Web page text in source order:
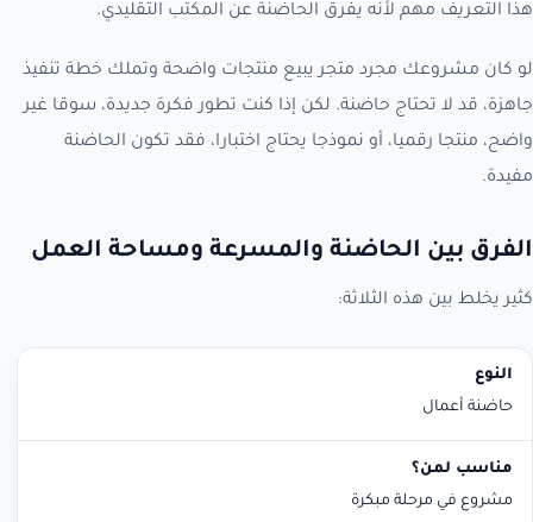
هذا التعريف مهم لأنه يفرق الحاضنة عن المكتب التقليدي.
لو كان مشروعك مجرد متجر يبيع منتجات واضحة وتملك خطة تنفيذ
جاهزة، قد لا تحتاج حاضنة. لكن إذا كنت تطور فكرة جديدة، سوقا غير
واضح، منتجا رقميا، أو نموذجا يحتاج اختبارا، فقد تكون الحاضنة
مفيدة.
الفرق بين الحاضنة والمسرعة ومساحة العمل
كثير يخلط بين هذه الثلاثة:
النوع
حاضنة أعمال
مشروع في مرحلة مبكرة